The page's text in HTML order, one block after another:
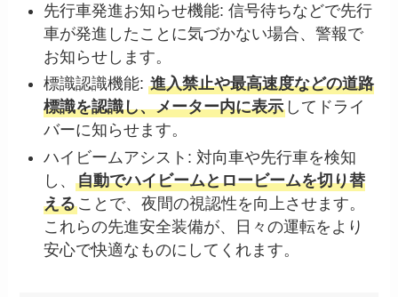
先行車発進お知らせ機能: 信号待ちなどで先行
車が発進したことに気づかない場合、警報で
お知らせします。
標識認識機能:進入禁止や最高速度などの道路
標識を認識し、メーター内に表示 してドライ
バーに知らせます。
ハイビームアシスト: 対向車や先行車を検知
し、自動でハイビームとロービームを切り替
えることで、夜間の視認性を向上させます。
これらの先進安全装備が、日々の運転をより
安心で快適なものにしてくれます。